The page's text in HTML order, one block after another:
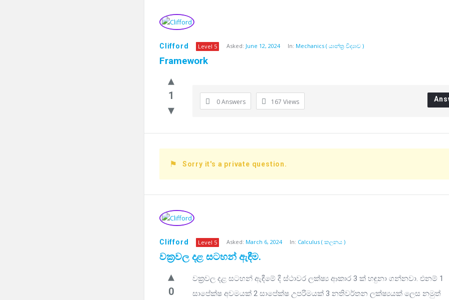
Clifford Level 5 Asked: June 12, 2024 In: Mechanics ( යාන්ත්‍ර විද්‍යාව )
Framework
1
0 Answers 167 Views
Sorry it's a private question.
Clifford Level 5 Asked: March 6, 2024 In: Calculus ( කලනය )
වක්‍රවල දළ සටහන් ඇඳීම.
0
වක්‍රවල දළ සටහන් ඇඳීමේ දී ස්ථාවර ලක්ෂ්‍ය ආකාර 3 ක් හඳුනා ගන්නවා. එනම් 1
සාපේක්ෂ අවමයක් 2 සාපේක්ෂ උපරිමයක් 3 නතිවර්තන ලක්ෂ්‍යයක් ලෙස නමුත්